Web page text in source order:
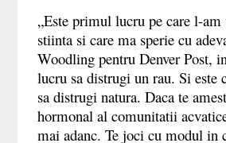
„Este primul lucru pe care l-am
stiinta si care ma sperie cu
Woodling pentru Denver Post,
lucru sa distrugi un rau. Si este
sa distrugi natura. Daca te
hormonal al comunitatii
mai adanc. Te joci cu modul in